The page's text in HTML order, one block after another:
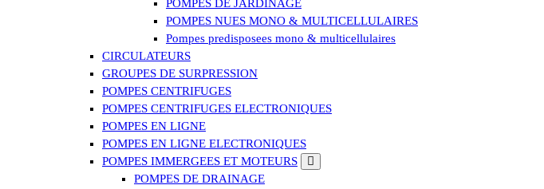
POMPES DE JARDINAGE
POMPES NUES MONO & MULTICELLULAIRES
Pompes predisposees mono & multicellulaires
CIRCULATEURS
GROUPES DE SURPRESSION
POMPES CENTRIFUGES
POMPES CENTRIFUGES ELECTRONIQUES
POMPES EN LIGNE
POMPES EN LIGNE ELECTRONIQUES
POMPES IMMERGEES ET MOTEURS
POMPES DE DRAINAGE